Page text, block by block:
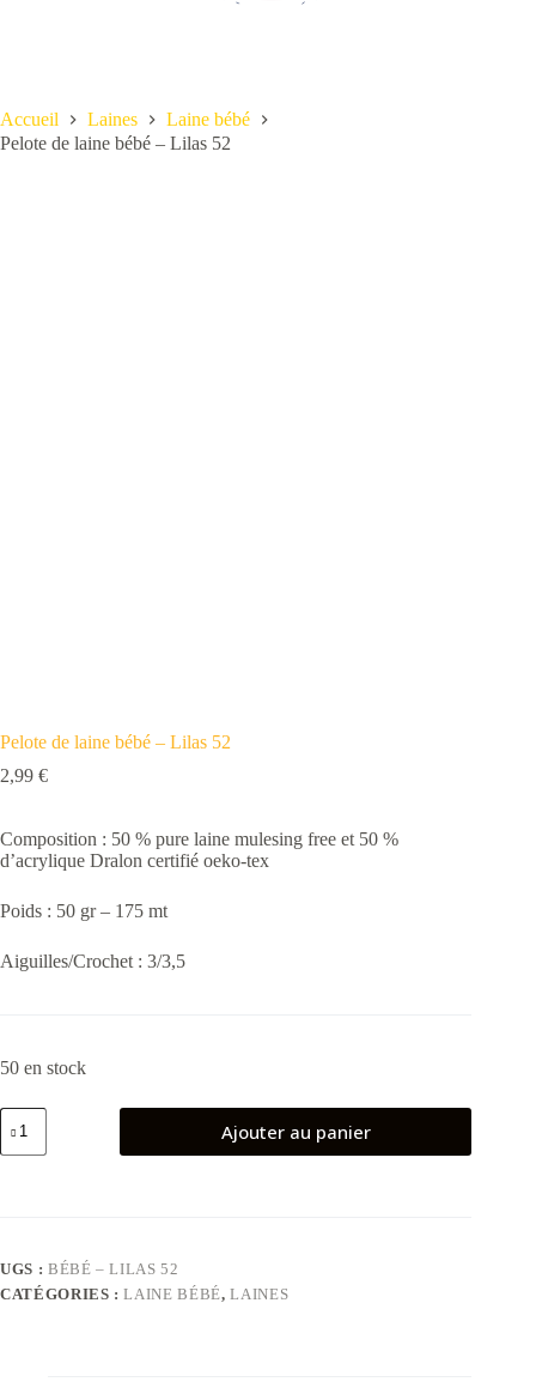
Accueil Laines
Laine bébé
Pelote de laine bébé – Lilas 52
Pelote de laine bébé – Lilas 52
2,99 €
Composition : 50 % pure laine mulesing free et 50 %
d’acrylique Dralon certifié oeko-tex
Poids : 50 gr – 175 mt
Aiguilles/Crochet : 3/3,5
50 en stock
quantité
de
Pelote
52
Ajouter au panier
UGS : BÉBÉ – LILAS 52
CATÉGORIES :LAINE BÉBÉ,LAINES